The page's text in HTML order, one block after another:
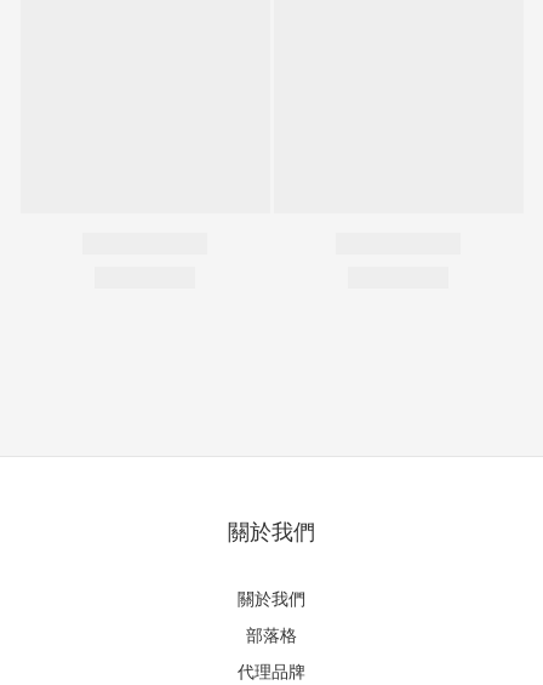
關於我們
關於我們
部落格
代理品牌